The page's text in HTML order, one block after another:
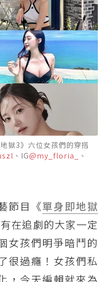
獄3》六位女孩們的穿搭
、IG@my_floria_
、
節目《單身即地獄
在追劇的大家一定
女孩們明爭暗鬥的
很過癮！女孩們私